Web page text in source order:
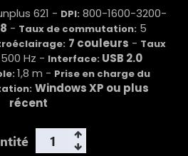
621 - DPI: 800-1600-3200-
8 - Taux de commutation: 5
7 couleurs - Taux
500 Hz - Interface: USB 2.0
1,8 m - Prise en charge du
Windows XP ou plus
récent